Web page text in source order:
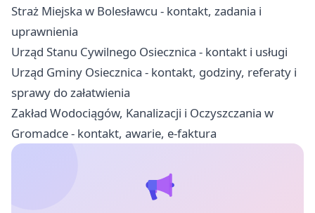
Straż Miejska w Bolesławcu - kontakt, zadania i
uprawnienia
Urząd Stanu Cywilnego Osiecznica - kontakt i usługi
Urząd Gminy Osiecznica - kontakt, godziny, referaty i
sprawy do załatwienia
Zakład Wodociągów, Kanalizacji i Oczyszczania w
Gromadce - kontakt, awarie, e-faktura